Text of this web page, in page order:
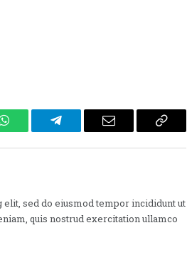
WhatsAppTelegram Email
Copy
sed do eiusmod tempor incididunt ut
quis nostrud exercitation ullamco